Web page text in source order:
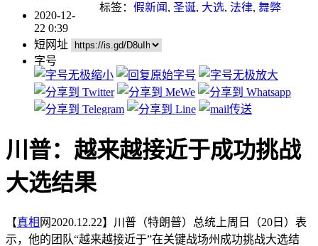
标签： 假新闻 , 圣诞, 大选, 法律, 舞弊
2020-12-
22 0:39
短网址
字号
川普：越来越接近于成功挑战
大选结果
【真相 网2020.12.22】川普（特朗普）总统上周日（20日）表
示，他的团队“越来越接近于”在关键战场州成功挑战大选结